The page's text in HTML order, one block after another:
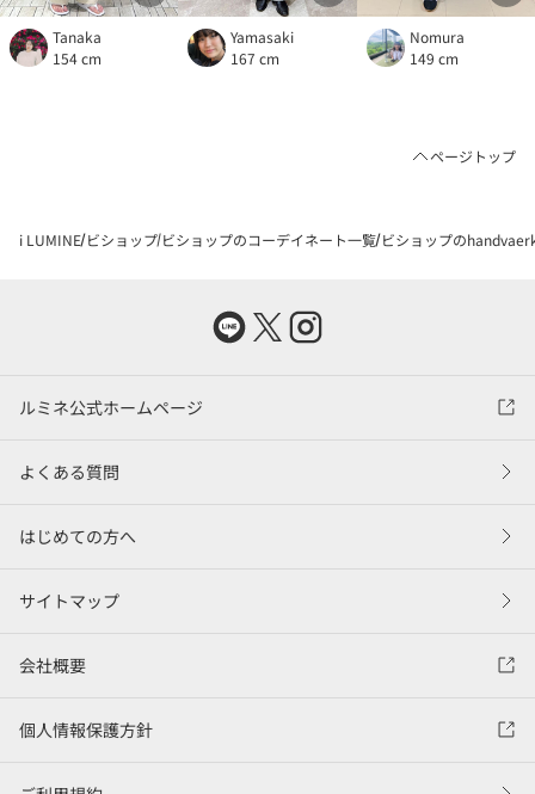
Tanaka
154 cm
Yamasaki
167 cm
Nomura
149 cm
ページトップ
i LUMINE ビショップ ビショップのコーデイネート一覧 ビショップの
ルミネ公式ホームページ
よくある質問
はじめての方へ
サイトマップ
会社概要
個人情報保護方針